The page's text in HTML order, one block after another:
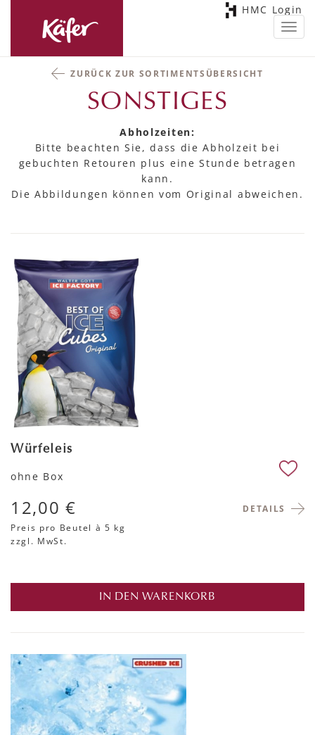
HMC Login
ZURÜCK ZUR SORTIMENTSÜBERSICHT
SONSTIGES
Abholzeiten:
Bitte beachten Sie, dass die Abholzeit bei
gebuchten Retouren plus eine Stunde betragen
kann.
Die Abbildungen können vom Original abweichen.
Würfeleis
ohne Box
DETAILS
12,00 €
Preis pro Beutel à 5 kg
zzgl. MwSt.
IN DEN WARENKORB